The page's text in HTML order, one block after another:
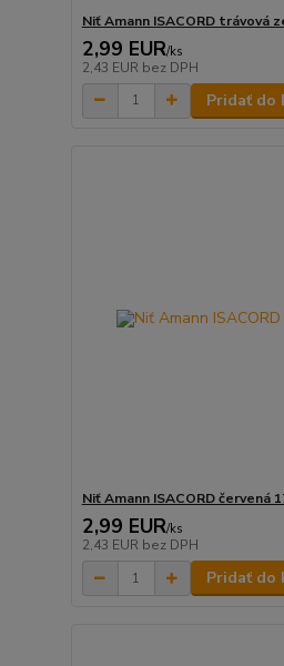
Niť Amann ISACORD trávová
2,99 EUR/ks
2,43 EUR bez DPH
Pridať do
Niť Amann ISACORD červená
2,99 EUR/ks
2,43 EUR bez DPH
Pridať do